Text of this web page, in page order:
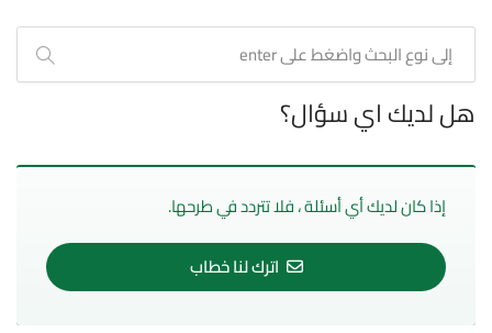
هل لديك اي سؤال؟
إذا كان لديك أي أسئلة ، فلا تتردد في طرحها.
اترك لنا خطاب